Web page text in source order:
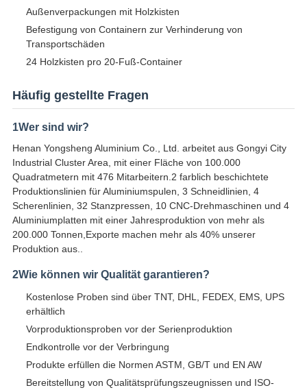
Außenverpackungen mit Holzkisten
Befestigung von Containern zur Verhinderung von
Transportschäden
24 Holzkisten pro 20-Fuß-Container
Häufig gestellte Fragen
1Wer sind wir?
Henan Yongsheng Aluminium Co., Ltd. arbeitet aus Gongyi City
Industrial Cluster Area, mit einer Fläche von 100.000
Quadratmetern mit 476 Mitarbeitern.2 farblich beschichtete
Produktionslinien für Aluminiumspulen, 3 Schneidlinien, 4
Scherenlinien, 32 Stanzpressen, 10 CNC-Drehmaschinen und 4
Aluminiumplatten mit einer Jahresproduktion von mehr als
200.000 Tonnen,Exporte machen mehr als 40% unserer
Produktion aus..
2Wie können wir Qualität garantieren?
Kostenlose Proben sind über TNT, DHL, FEDEX, EMS, UPS
erhältlich
Vorproduktionsproben vor der Serienproduktion
Endkontrolle vor der Verbringung
Produkte erfüllen die Normen ASTM, GB/T und EN AW
Bereitstellung von Qualitätsprüfungszeugnissen und ISO-